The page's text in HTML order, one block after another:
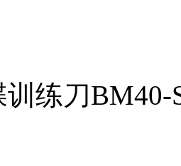
练刀BM40-